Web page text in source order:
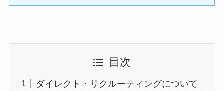
目次
ダイレクト・リクルーティングについて